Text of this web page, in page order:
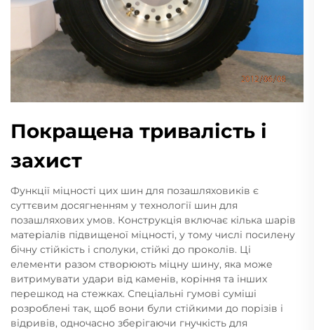
Покращена тривалість і
захист
Функції міцності цих шин для позашляховиків є
суттєвим досягненням у технології шин для
позашляхових умов. Конструкція включає кілька шарів
матеріалів підвищеної міцності, у тому числі посилену
бічну стійкість і сполуки, стійкі до проколів. Ці
елементи разом створюють міцну шину, яка може
витримувати удари від каменів, коріння та інших
перешкод на стежках. Спеціальні гумові суміші
розроблені так, щоб вони були стійкими до порізів і
відривів, одночасно зберігаючи гнучкість для